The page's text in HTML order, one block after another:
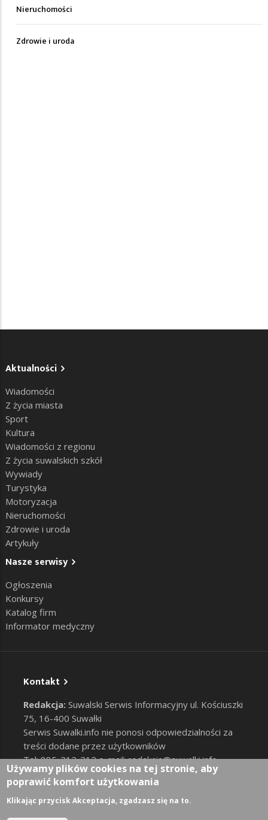
Nieruchomości
Zdrowie i uroda
Aktualności
Wiadomości
Z życia miasta
Sport
Kultura
Wiadomości z regionu
Z życia suwalskich szkół
Wywiady
Turystyka
Motoryzacja
Nieruchomości
Zdrowie i uroda
Artykuły
Nasze serwisy
Ogłoszenia
Konkursy
Katalog firm
Informator medyczny
Kontakt
Redakcja: Suwalski Serwis Informacyjny ul. Kościuszki
75, 16-400 Suwałki
Serwis Suwalki.info nie ponosi odpowiedzialności za
treści dodane przez użytkowników
Tel: 885-212-212 e-mail:redakcja@suwalki.info,
reklama@suwalki.info
RODO |Cookies
User account menu
Zaloguj
Używamy plików cookies na tej stronie, aby
poprawić komfort użytkowania
Klikając przycisk Akceptacja, zgadzasz się na to.